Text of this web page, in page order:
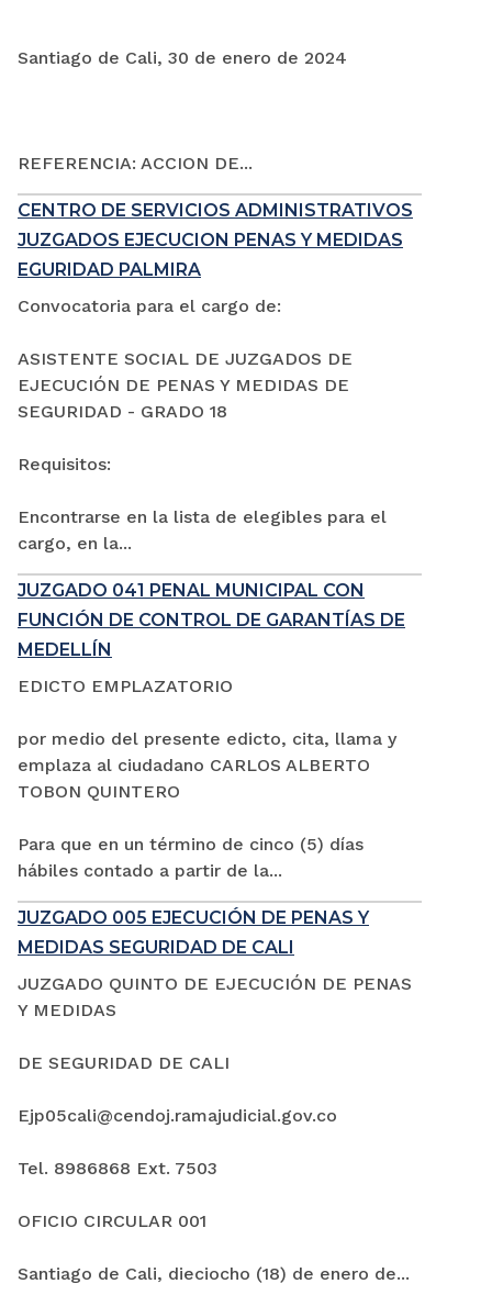
Santiago de Cali, 30 de enero de 2024
REFERENCIA: ACCION DE...
CENTRO DE SERVICIOS ADMINISTRATIVOS
JUZGADOS EJECUCION PENAS Y MEDIDAS
EGURIDAD PALMIRA
Convocatoria para el cargo de:
ASISTENTE SOCIAL DE JUZGADOS DE
EJECUCIÓN DE PENAS Y MEDIDAS DE
SEGURIDAD - GRADO 18
Requisitos:
Encontrarse en la lista de elegibles para el
cargo, en la...
JUZGADO 041 PENAL MUNICIPAL CON
FUNCIÓN DE CONTROL DE GARANTÍAS DE
MEDELLÍN
EDICTO EMPLAZATORIO
por medio del presente edicto, cita, llama y
emplaza al ciudadano CARLOS ALBERTO
TOBON QUINTERO
Para que en un término de cinco (5) días
hábiles contado a partir de la...
JUZGADO 005 EJECUCIÓN DE PENAS Y
MEDIDAS SEGURIDAD DE CALI
JUZGADO QUINTO DE EJECUCIÓN DE PENAS
Y MEDIDAS
DE SEGURIDAD DE CALI
Ejp05cali@cendoj.ramajudicial.gov.co
Tel. 8986868 Ext. 7503
OFICIO CIRCULAR 001
Santiago de Cali, dieciocho (18) de enero de...